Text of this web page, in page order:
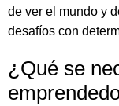
de ver el mundo y
desafíos con
¿Qué se